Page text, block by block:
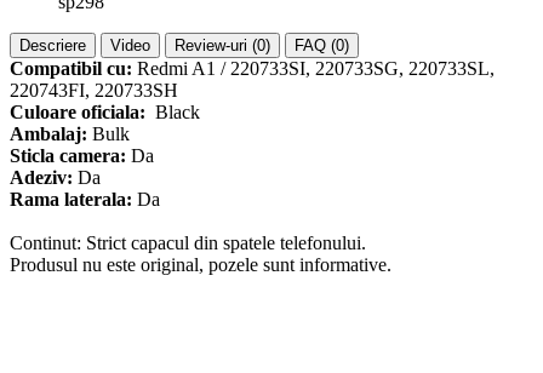
Descriere Video Review-uri (0) FAQ (0)
Compatibil cu: Redmi A1 / 220733SI, 220733SG, 220733SL,
220743FI, 220733SH
Culoare oficiala: Black
Ambalaj: Bulk
Sticla camera: Da
Adeziv: Da
Rama laterala: Da
Continut: Strict capacul din spatele telefonului.
Produsul nu este original, pozele sunt informative.